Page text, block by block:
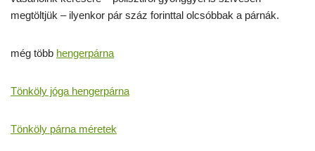
megtöltjük – ilyenkor pár száz forinttal olcsóbbak a párnák.
még több hengerpárna
Tönköly jóga hengerpárna
Tönköly párna méretek